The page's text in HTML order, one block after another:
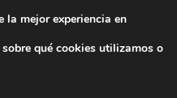
la mejor experiencia en
qué cookies utilizamos o